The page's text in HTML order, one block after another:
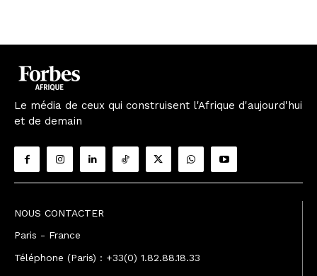
Le média de ceux qui construisent l'Afrique d'aujourd'hui
et de demain
NOUS CONTACTER
Paris - France
Téléphone (Paris) : +33(0) 1.82.88.18.33